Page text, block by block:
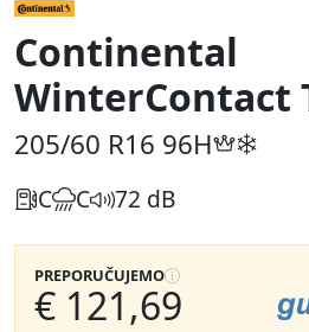
Continental
WinterContact
205/60 R16 96H
C C 72 dB
PREPORUČUJEMO
€ 121,69